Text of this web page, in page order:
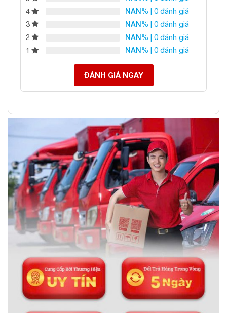
4
NAN% | 0 đánh giá
3
NAN% | 0 đánh giá
2
NAN% | 0 đánh giá
1
NAN% | 0 đánh giá
ĐÁNH GIÁ NGAY